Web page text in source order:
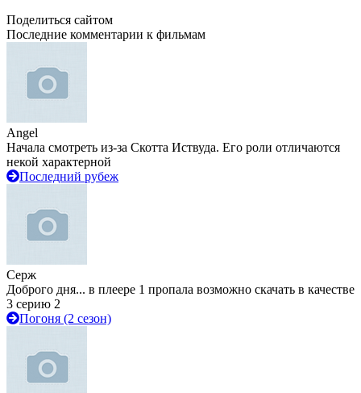
Поделиться сайтом
Последние комментарии к фильмам
Angel
Начала смотреть из-за Скотта Иствуда. Его роли отличаются
некой характерной
Последний рубеж
Серж
Доброго дня... в плеере 1 пропала возможно скачать в качестве
3 серию 2
Погоня (2 сезон)